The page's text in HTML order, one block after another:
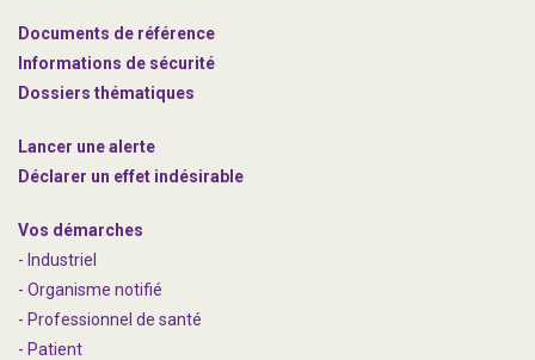
Documents de référence
Informations de sécurité
Dossiers thématiques
Lancer une alerte
Déclarer un effet indésirable
Vos démarches
- Industriel
- Organisme notifié
- Professionnel de santé
- Patient